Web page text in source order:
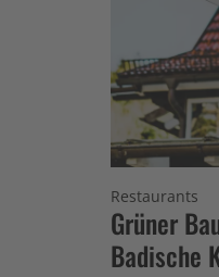
Restaurants
Grüner
Badische